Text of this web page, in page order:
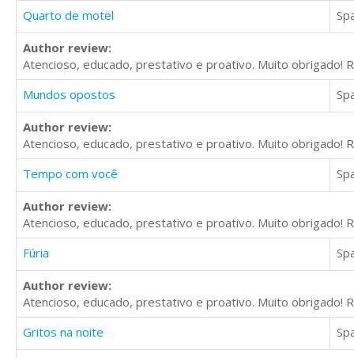
Quarto de motel
Author review:
Atencioso, educado, prestativo e proativo. Muito obrigado!
Mundos opostos
Author review:
Atencioso, educado, prestativo e proativo. Muito obrigado!
Tempo com você
Author review:
Atencioso, educado, prestativo e proativo. Muito obrigado!
Fúria
Author review:
Atencioso, educado, prestativo e proativo. Muito obrigado!
Gritos na noite